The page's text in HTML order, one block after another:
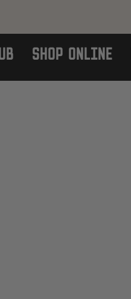
SHOP ONLINE